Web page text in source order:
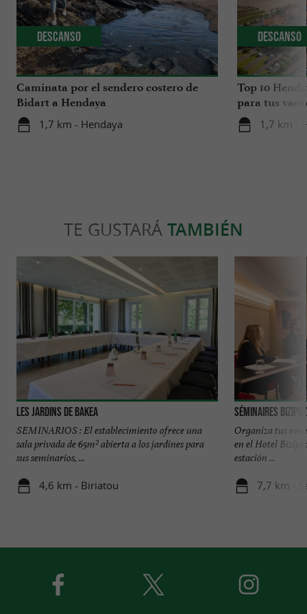
Caminata por el sendero costero de
Bidart a Hendaya
1,7 km - Hendaya
Descanso
Top 10
para tus
1,7 km -
Descanso
TE GUSTARÁ TAMBIÉN
Les Jardins de Bakea
SEMINARIOS : El establecimiento ofrece una
sala privada de 65m² abierta a los jardines para
sus seminarios, ...
4,6 km - Biriatou
Séminaires Bizipoz
Organiza tus
en el Hotel
estación ...
7,7 km -